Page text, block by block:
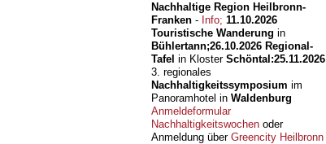
Nachhaltige Region Heilbronn-
Franken- Info; 11.10.2026
Touristische Wanderung in
Bühlertann;26.10.2026 Regional-
Tafel in Kloster Schöntal:25.11.2026
3. regionales
Nachhaltigkeitssymposium im
Panoramhotel in Waldenburg
Anmeldeformular
Nachhaltigkeitswochen oder
Anmeldung über Greencity Heilbronn